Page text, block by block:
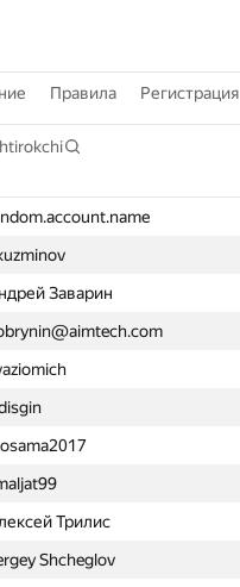
Правила Регистрация
Заварин
Трилис
Shcheglov